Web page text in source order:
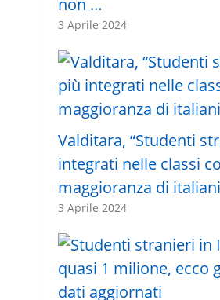
3 Aprile 2024
Valditara, “Studenti
integrati nelle classi
maggioranza di
3 Aprile 2024